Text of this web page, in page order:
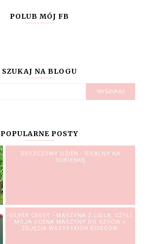
POLUB MÓJ FB
SZUKAJ NA BLOGU
POPULARNE POSTY
DESZCZOWY DZIEŃ - IDEALNY NA
SUKIENKĘ
SILVER CREST - MASZYNA Z LIDLA. CZYLI
MOJA OCENA MASZYNY DO SZYCIA +
ZDJĘCIA WSZYSTKICH ŚCIEGÓW.